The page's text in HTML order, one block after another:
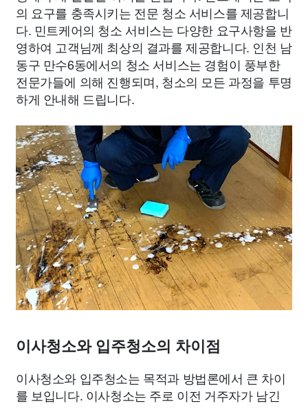
의 요구를 충족시키는 전문 청소 서비스를 제공합니
다. 민트케어의 청소 서비스는 다양한 요구사항을 반
영하여 고객님께 최상의 결과를 제공합니다. 인천 남
동구 만수6동에서의 청소 서비스는 경험이 풍부한
전문가들에 의해 진행되며, 청소의 모든 과정을 투명
하게 안내해 드립니다.
이사청소와 입주청소의 차이점
이사청소와 입주청소는 목적과 방법론에서 큰 차이
를 보입니다. 이사청소는 주로 이전 거주자가 남긴